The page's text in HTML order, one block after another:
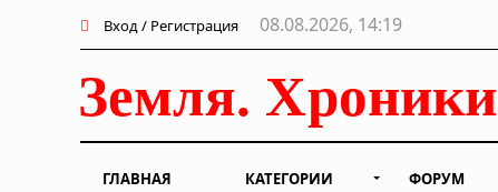
Вход / Регистрация 08.08.2026, 14:19
ГЛАВНАЯ КАТЕГОРИИ ФОРУМ